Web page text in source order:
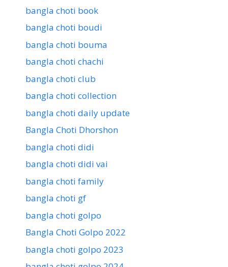
bangla choti book
bangla choti boudi
bangla choti bouma
bangla choti chachi
bangla choti club
bangla choti collection
bangla choti daily update
Bangla Choti Dhorshon
bangla choti didi
bangla choti didi vai
bangla choti family
bangla choti gf
bangla choti golpo
Bangla Choti Golpo 2022
bangla choti golpo 2023